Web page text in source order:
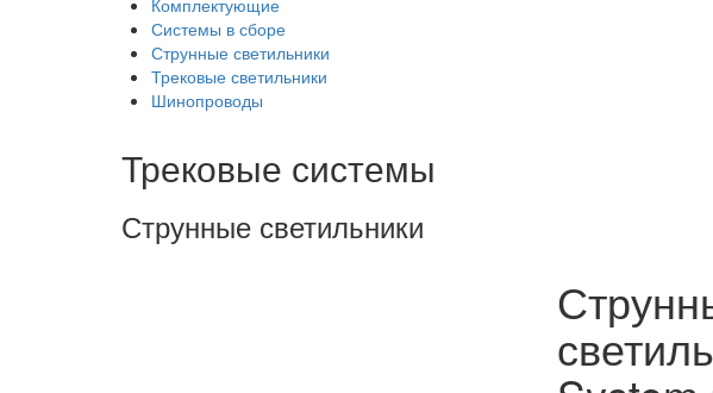
Комплектующие
Системы в сборе
Струнные светильники
Трековые светильники
Шинопроводы
Трековые системы
Струнные светильники